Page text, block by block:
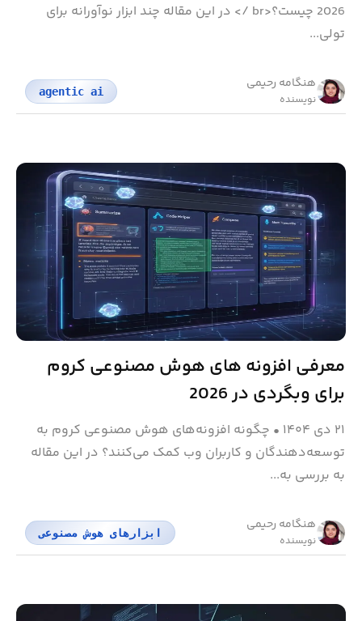
2026 چیست؟<br /> در این مقاله چند ابزار نوآورانه برای
تولی...
هنگامه رحیمی
نویسنده
agentic ai
معرفی افزونه های هوش مصنوعی کروم
برای وبگردی در 2026
۲۱ دی ۱۴۰۴ • چگونه افزونه‌های هوش مصنوعی کروم به
توسعه‌دهندگان و کاربران وب کمک می‌کنند؟ در این مقاله
به بررسی به...
هنگامه رحیمی
نویسنده
ابزارهای هوش مصنوعی